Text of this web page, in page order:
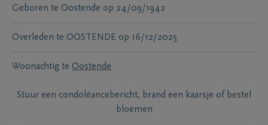
Geboren te Oostende op 24/09/1942
Overleden te OOSTENDE op 16/12/2025
Woonachtig te Oostende
Stuur een condoléancebericht, brand een kaarsje of bestel
bloemen